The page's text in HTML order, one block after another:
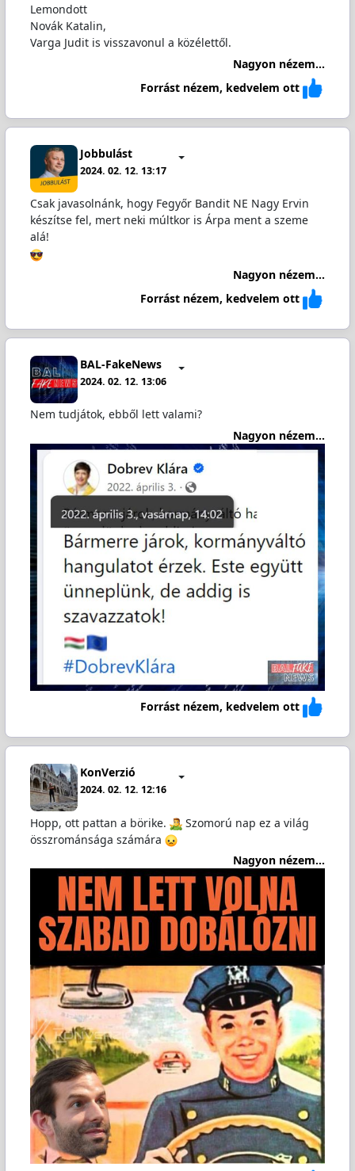
Lemondott
Novák Katalin,
Varga Judit is visszavonul a közélettől.
Nagyon nézem...
Forrást nézem, kedvelem ott
Jobbulást
2024. 02. 12. 13:17
Csak javasolnánk, hogy Fegyőr Bandit NE Nagy Ervin
készítse fel, mert neki múltkor is Árpa ment a szeme
alá!
Nagyon nézem...
Forrást nézem, kedvelem ott
BAL-FakeNews
2024. 02. 12. 13:06
Nem tudjátok, ebből lett valami?
Nagyon nézem...
Forrást nézem, kedvelem ott
KonVerzió
2024. 02. 12. 12:16
Hopp, ott pattan a börike.
️ Szomorú nap ez a világ
összrománsága számára
Nagyon nézem...